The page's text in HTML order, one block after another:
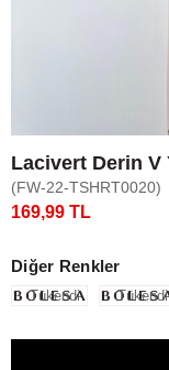
Lacivert Derin V
(FW-22-TSHRT0020)
169,99 TL
Diğer Renkler
Tükendi Tükendi